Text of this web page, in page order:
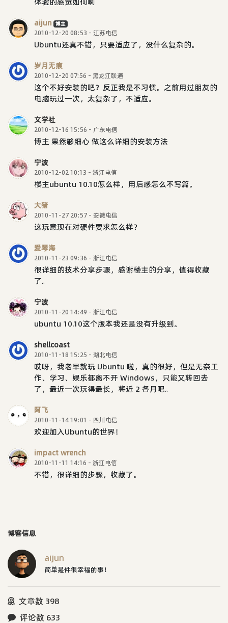
aijun 博主
2010-12-20 08:53 - 江苏电信
Ubuntu还真不错，只要适应了，没什么复杂的。
岁月无痕
2010-12-20 07:56 - 黑龙江联通
这个不好安装的吧？反正我是不习惯。之前用过朋友的
电脑玩过一次，太复杂了，不适应。
文学社
2010-12-16 15:56 - 广东电信
博主 果然够细心 做这么详细的安装方法
宁波
2010-12-02 10:13 - 浙江电信
楼主ubuntu 10.10怎么样，用后感怎么不写篇。
大猪
2010-11-27 20:57 - 安徽电信
这玩意现在对硬件要求怎么样？
爱琴海
2010-11-23 09:36 - 浙江电信
很详细的技术分享步骤，感谢楼主的分享，值得收藏
了。
宁波
2010-11-20 14:49 - 浙江电信
ubuntu 10.10这个版本我还是没有升级到。
shellcoast
2010-11-18 15:25 - 湖北电信
哎呀，我老早就玩 Ubuntu 啦，真的很好，但是无奈工
作、学习、娱乐都离不开 Windows，只能又转回去
了，最近一次玩得最长，将近 2 各月吧。
阿飞
2010-11-14 19:01 - 四川电信
欢迎加入Ubuntu的世界！
impact wrench
2010-11-11 14:16 - 浙江电信
不错，很详细的步骤，收藏了。
博客信息
aijun
简单是件很幸福的事！
文章数 398
评论数 633